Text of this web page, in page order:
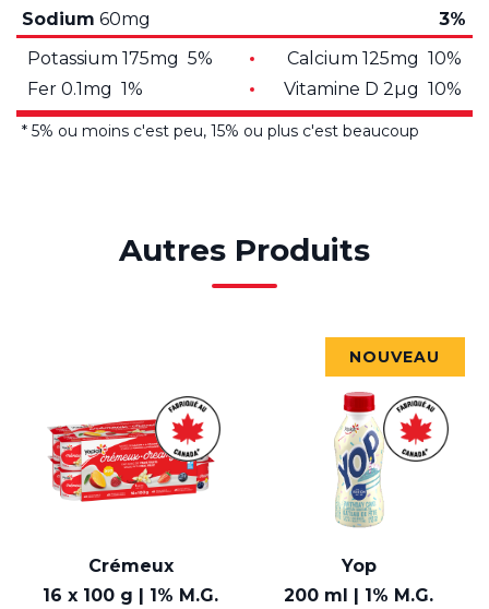
Sodium 60mg
3%
Potassium 175mg 5%
Calcium 125mg 10%
Fer 0.1mg 1%
Vitamine D 2µg 10%
* 5% ou moins c'est peu, 15% ou plus c'est beaucoup
Autres Produits
Crémeux
16 x 100 g | 1% M.G.
NOUVEAU
Yop
200 ml | 1% M.G.